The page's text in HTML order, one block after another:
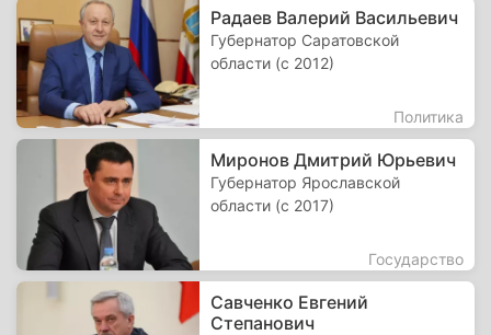
Радаев Валерий Васильевич
Губернатор Саратовской
области (с 2012)
Политика
Миронов Дмитрий Юрьевич
Губернатор Ярославской
области (с 2017)
Государство
Савченко Евгений
Степанович